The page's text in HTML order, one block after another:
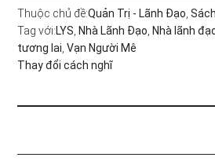
Thuộc chủ đề:Quản Trị - Lãnh Đạo,
Tag với:LYS, Nhà Lãnh Đạo, Nhà lãnh
tương lai,Vạn Người Mê
Thay đổi cách nghĩ